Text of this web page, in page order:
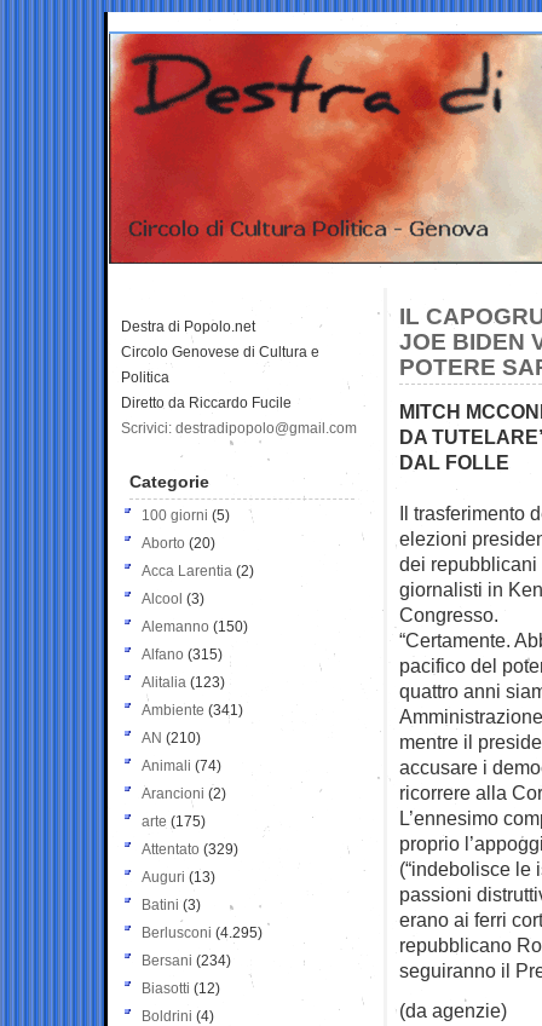
IL
JOE BIDEN
POTERE
MITCH
DA
DAL FOLLE
Il trasferimento
elezioni
dei
giornalisti in
Congresso.
“Certamente.
pacifico del
quattro anni
mentre il
accusare i
ricorrere alla
L’ennesimo
proprio
(“indebolisce le
passioni
erano ai ferri
repubblicano
seguiranno il
(da agenzie)
Destra di Popolo.net
Circolo Genovese di Cultura e
Politica
Diretto da Riccardo Fucile
Scrivici: destradipopolo@gmail.com
Categorie
100 giorni (5)
Aborto (20)
Acca Larentia (2)
Alcool (3)
Alemanno (150)
Alfano (315)
Alitalia (123)
Ambiente (341)
AN (210)
Animali (74)
Arancioni (2)
arte (175)
Attentato (329)
Auguri (13)
Batini (3)
Berlusconi (4.295)
Bersani (234)
Biasotti (12)
Boldrini (4)